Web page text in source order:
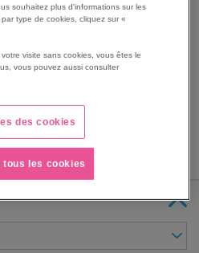
au chaud tout en
souhaitez plus d'informations sur les
type de cookies, cliquez sur «
visite sans cookies, vous êtes le
vous pouvez aussi consulter
des cookies
les cookies